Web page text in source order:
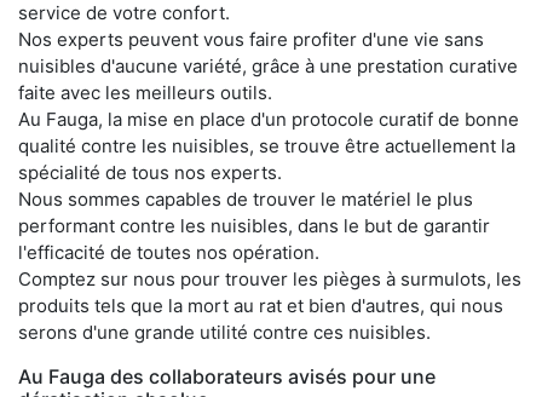
service de votre confort.
Nos experts peuvent vous faire profiter d'une vie sans
nuisibles d'aucune variété, grâce à une prestation curative
faite avec les meilleurs outils.
Au Fauga, la mise en place d'un protocole curatif de bonne
qualité contre les nuisibles, se trouve être actuellement la
spécialité de tous nos experts.
Nous sommes capables de trouver le matériel le plus
performant contre les nuisibles, dans le but de garantir
l'efficacité de toutes nos opération.
Comptez sur nous pour trouver les pièges à surmulots, les
produits tels que la mort au rat et bien d'autres, qui nous
serons d'une grande utilité contre ces nuisibles.
Au Fauga des collaborateurs avisés pour une